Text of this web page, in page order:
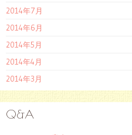
2014年7月
2014年6月
2014年5月
2014年4月
2014年3月
Q&A